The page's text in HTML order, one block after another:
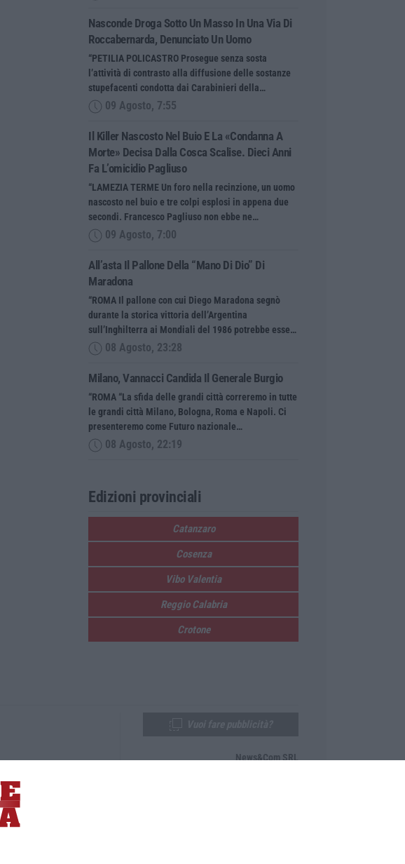
Nasconde Droga Sotto Un Masso In Una Via Di
Roccabernarda, Denunciato Un Uomo
“PETILIA POLICASTRO Prosegue senza sosta
l’attività di contrasto alla diffusione delle sostanze
stupefacenti condotta dai Carabinieri della…
09 Agosto, 7:55
Il Killer Nascosto Nel Buio E La «condanna A
Morte» Decisa Dalla Cosca Scalise. Dieci Anni
Fa L’omicidio Pagliuso
“LAMEZIA TERME Un foro nella recinzione, un uomo
nascosto nel buio e tre colpi esplosi in appena due
secondi. Francesco Pagliuso non ebbe ne…
09 Agosto, 7:00
All’asta Il Pallone Della “mano Di Dio” Di
Maradona
“ROMA Il pallone con cui Diego Maradona segnò
durante la storica vittoria dell’Argentina
sull’Inghilterra ai Mondiali del 1986 potrebbe esse…
08 Agosto, 23:28
Milano, Vannacci Candida Il Generale Burgio
“ROMA “La sfida delle grandi città correremo in tutte
le grandi città Milano, Bologna, Roma e Napoli. Ci
presenteremo come Futuro nazionale…
08 Agosto, 22:19
Edizioni provinciali
Catanzaro
Cosenza
Vibo Valentia
Reggio Calabria
Crotone
News&Com SRL